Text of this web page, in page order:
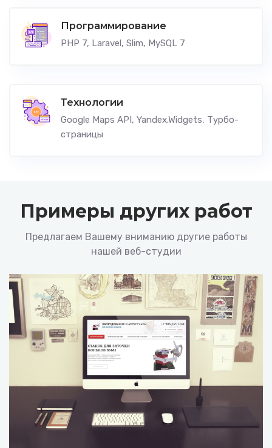
Программирование
PHP 7, Laravel, Slim, MySQL 7
Технологии
Google Maps API, Yandex.Widgets, Турбо-
страницы
Примеры других работ
Предлагаем Вашему вниманию другие работы
нашей веб-студии